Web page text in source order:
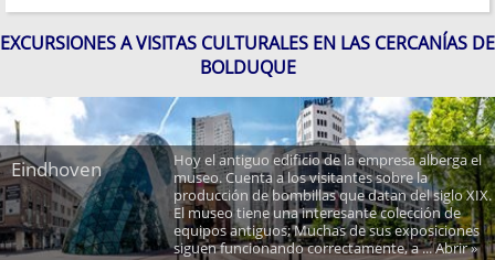
EXCURSIONES A VISITAS CULTURALES EN LAS CERCANÍAS DE
BOLDUQUE
Eindhoven
Hoy el antiguo edificio de la empresa alberga el
museo. Cuenta a los visitantes sobre la
producción de bombillas que datan del siglo XIX.
El museo tiene una interesante colección de
equipos antiguos; Muchas de sus exposiciones
siguen funcionando correctamente, a ... Abrir »